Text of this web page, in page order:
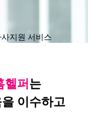
지원 서비스
헬퍼 는
이수하고